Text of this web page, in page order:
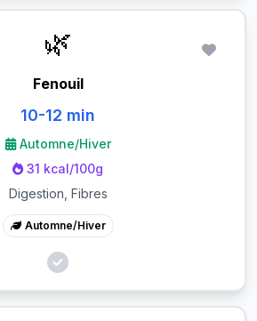
🌿
Fenouil
10-12 min
Automne/Hiver
31 kcal/100g
Digestion, Fibres
Automne/Hiver